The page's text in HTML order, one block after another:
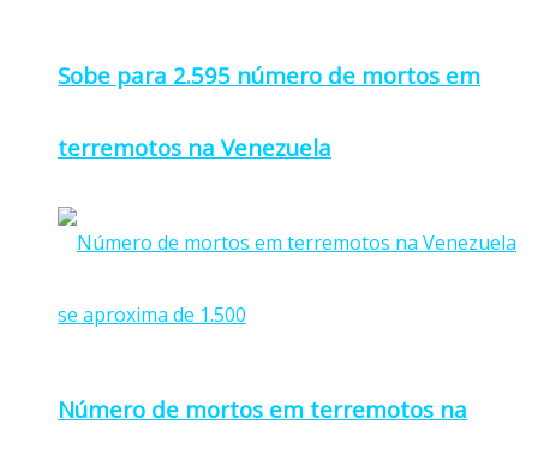
Sobe para 2.595 número de mortos em
terremotos na Venezuela
Número de mortos em terremotos na